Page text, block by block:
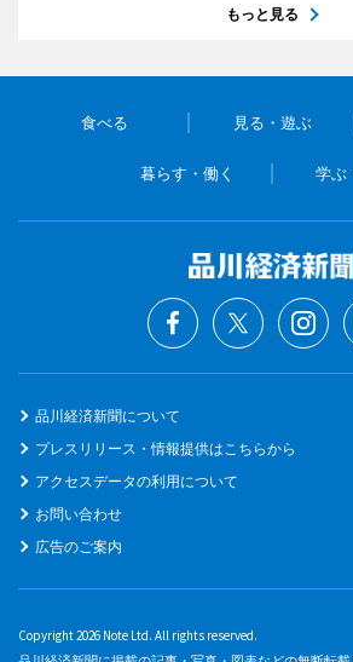
もっと見る
食べる 見る・遊ぶ
暮らす・働く 学ぶ
品川経済新聞について
プレスリリース・情報提供はこちらから
アクセスデータの利用について
お問い合わせ
広告のご案内
Copyright 2026 Note Ltd. All rights reserved.